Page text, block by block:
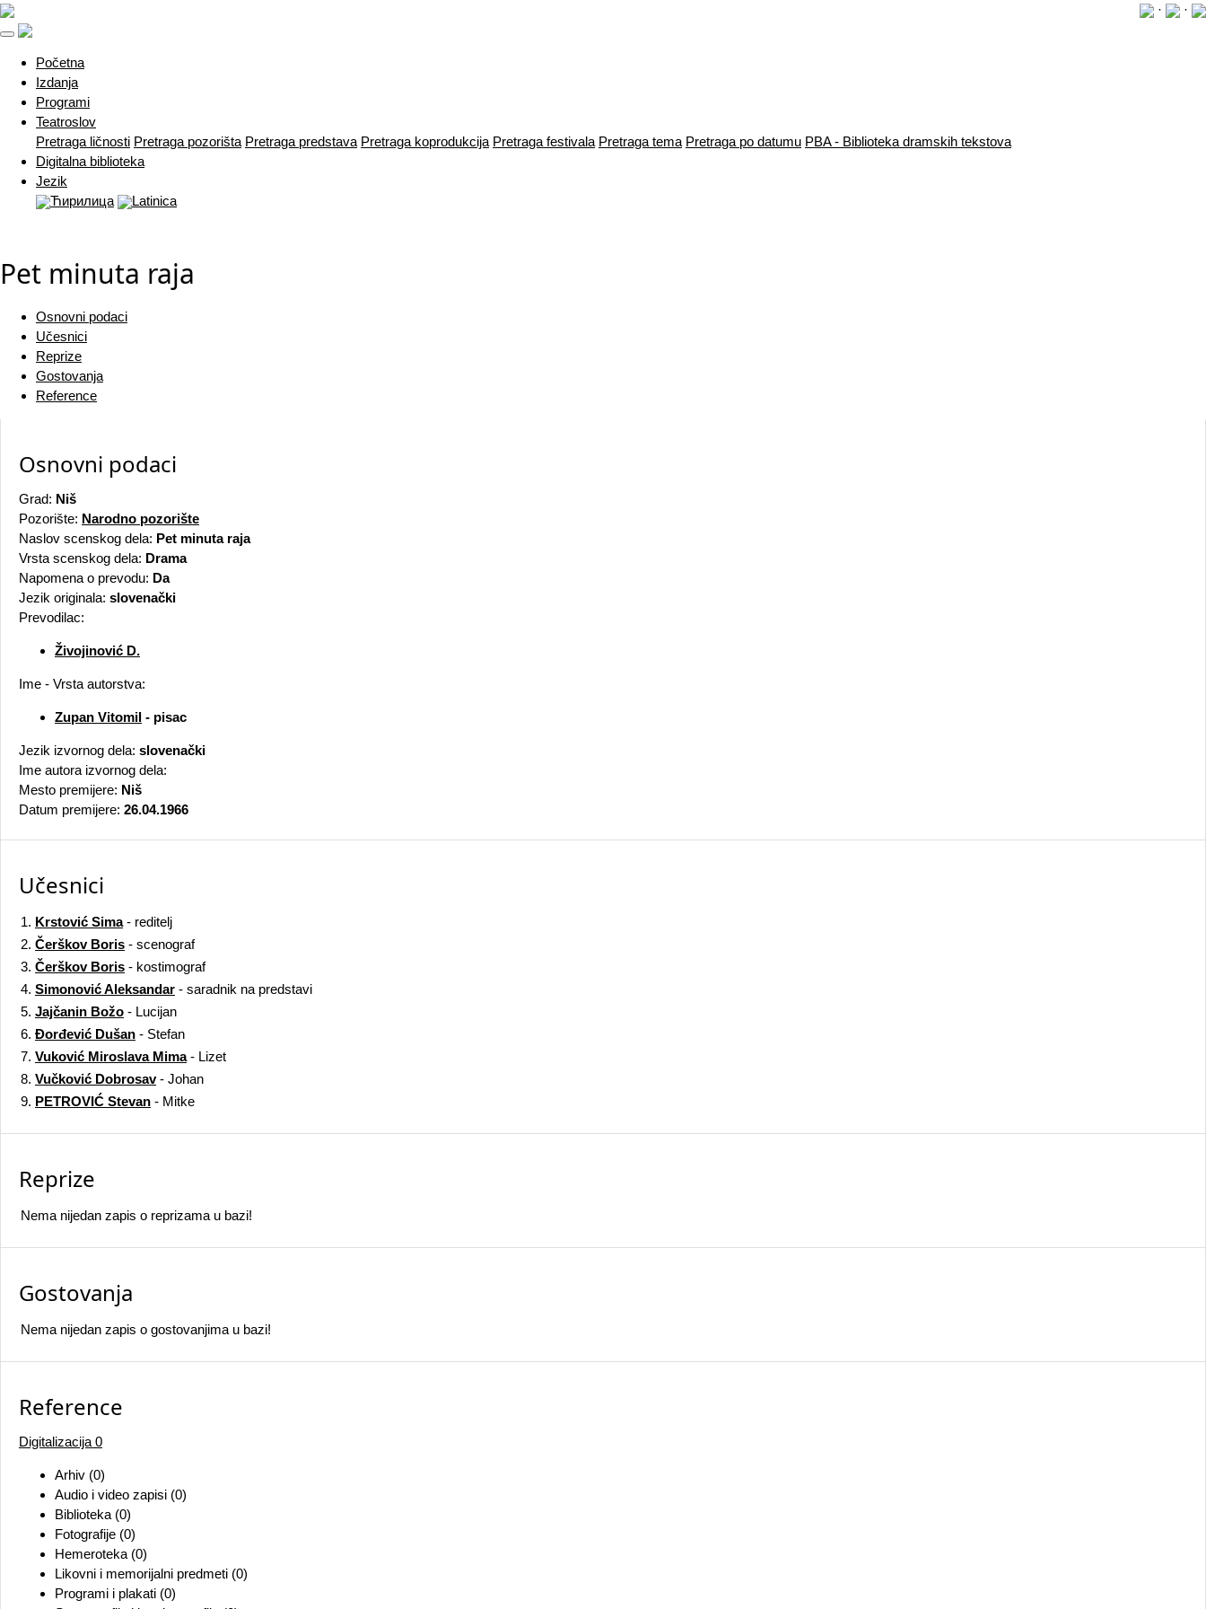
· ·
Početna(current)
Izdanja
Programi
Teatroslov
Pretraga ličnosti Pretraga pozorišta Pretraga predstava Pretraga koprodukcija Pretraga festivala Pretraga tema Pretraga po datumu PBA - Biblioteka dramskih tekstova
Digitalna biblioteka
Jezik
Ћирилица
Latinica
Pet minuta raja
Osnovni podaci
Učesnici
Reprize
Gostovanja
Reference
Osnovni podaci
Grad: Niš
Pozorište: Narodno pozorište
Naslov scenskog dela: Pet minuta raja
Vrsta scenskog dela: Drama
Napomena o prevodu: Da
Jezik originala: slovenački
Prevodilac:
Živojinović D.
Ime - Vrsta autorstva:
Zupan Vitomil - pisac
Jezik izvornog dela: slovenački
Ime autora izvornog dela:
Mesto premijere: Niš
Datum premijere: 26.04.1966
Učesnici
1. Krstović Sima- reditelj
2. Čerškov Boris - scenograf
3. Čerškov Boris - kostimograf
4. Simonović Aleksandar - saradnik na predstavi
5. Jajčanin Božo - Lucijan
6. Đorđević Dušan - Stefan
7. Vuković Miroslava Mima- Lizet
8. Vučković Dobrosav- Johan
9. PETROVIĆ Stevan - Mitke
Reprize
Nema nijedan zapis o reprizama u bazi!
Gostovanja
Nema nijedan zapis o gostovanjima u bazi!
Reference
Digitalizacija 0
Arhiv (0)
Audio i video zapisi (0)
Biblioteka (0)
Fotografije (0)
Hemeroteka (0)
Likovni i memorijalni predmeti (0)
Programi i plakati (0)